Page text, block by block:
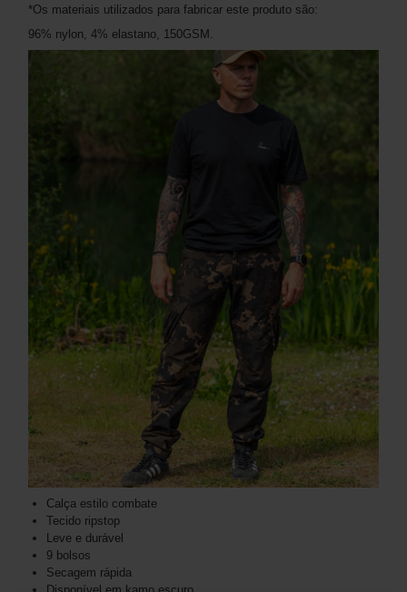
*Os materiais utilizados para fabricar este produto são:
96% nylon, 4% elastano, 150GSM.
Calça estilo combate
Tecido ripstop
Leve e durável
9 bolsos
Secagem rápida